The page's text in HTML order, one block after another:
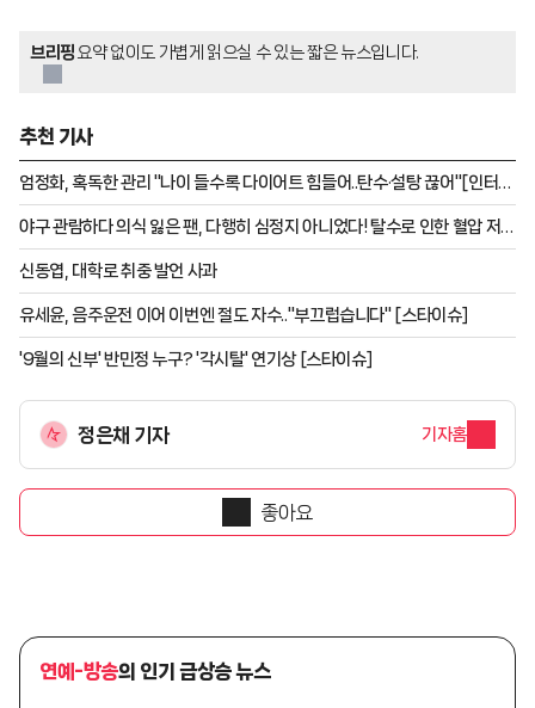
브리핑요약 없이도 가볍게 읽으실 수 있는 짧은 뉴스입니다.
추천 기사
엄정화, 혹독한 관리 "나이 들수록 다이어트 힘들어..탄수·설탕 끊어"[인터뷰
③]
야구 관람하다 의식 잃은 팬, 다행히 심정지 아니었다! 탈수로 인한 혈압 저하
"치료마치고 퇴원"
신동엽, 대학로 취중 발언 사과
유세윤, 음주운전 이어 이번엔 절도 자수.."부끄럽습니다" [스타이슈]
'9월의 신부' 반민정 누구? '각시탈' 연기상 [스타이슈]
정은채 기자 기자홈
좋아요
연예-방송의 인기 급상승 뉴스